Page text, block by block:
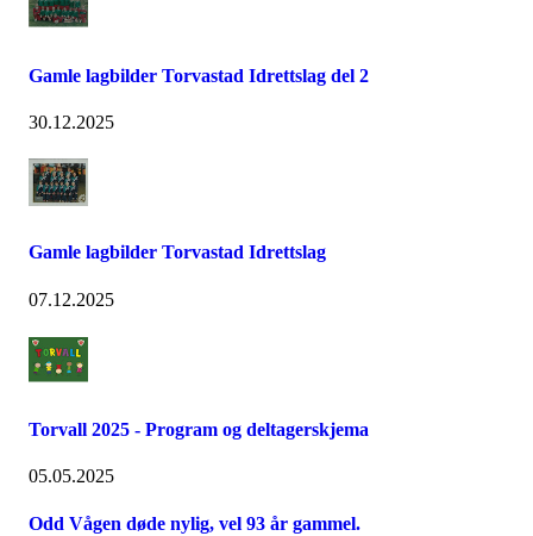
Gamle lagbilder Torvastad Idrettslag del 2
30.12.2025
Gamle lagbilder Torvastad Idrettslag
07.12.2025
Torvall 2025 - Program og deltagerskjema
05.05.2025
Odd Vågen døde nylig, vel 93 år gammel.